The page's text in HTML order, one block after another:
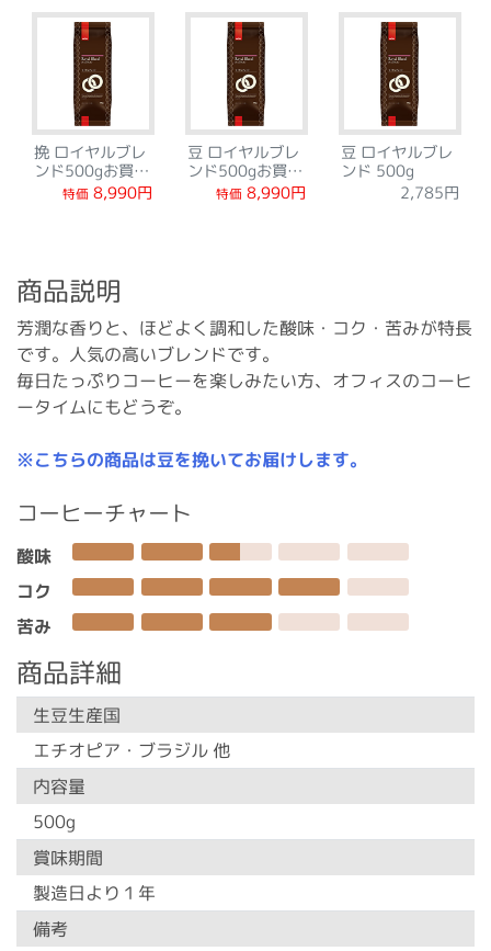
挽 ロイヤルブレ
ンド500gお買得
セット
特価 8,990円
豆 ロイヤルブレ
ンド500gお買得
セット
特価 8,990円
豆 ロイヤルブレ
ンド 500g
2,785円
商品説明
芳潤な香りと、ほどよく調和した酸味・コク・苦みが特長
です。人気の高いブレンドです。
毎日たっぷりコーヒーを楽しみたい方、オフィスのコーヒ
ータイムにもどうぞ。
※こちらの商品は豆を挽いてお届けします。
コーヒーチャート
酸味
コク
苦み
商品詳細
生豆生産国
エチオピア・ブラジル 他
内容量
500g
賞味期間
製造日より１年
備考